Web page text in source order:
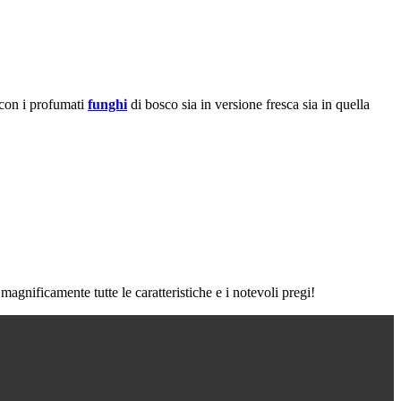
i profumati funghi di bosco sia in versione fresca sia in quella
tutte le caratteristiche e i notevoli pregi!